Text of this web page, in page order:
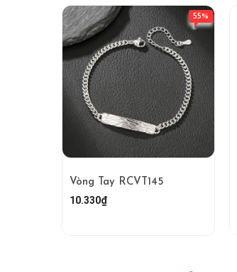
55%
Vòng Tay RCVT145
10.330₫